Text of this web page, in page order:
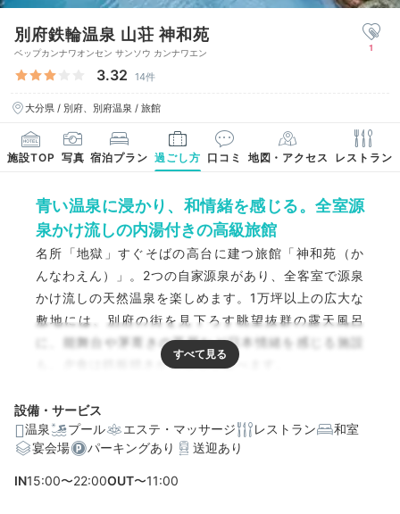
別府鉄輪温泉 山荘 神和苑
ベップカンナワオンセン サンソウ カンナワエン
3.32 14件
大分県 / 別府、別府温泉 / 旅館
1
施設TOP 写真 宿泊プラン 過ごし方 口コミ 地図・アクセス レストラン
青い温泉に浸かり、和情緒を感じる。全室源
泉かけ流しの内湯付きの高級旅館
名所「地獄」すぐそばの高台に建つ旅館「神和苑（か
んなわえん）」。2つの自家源泉があり、全客室で源泉
かけ流しの天然温泉を楽しめます。1万坪以上の広大な
敷地には、別府の街を見下ろす眺望抜群の露天風呂
に、能舞台や茅葺きの茶屋など日本情緒を感じる施設
も。夕食は鉄板焼きか和懐石を選べます。
編集部おすすめの３つのポイント
設備・サービス
温泉
プール エステ・マッサージ レストラン
和室
宴会場
パーキングあり 送迎あり
IN15:00〜22:00OUT〜11:00